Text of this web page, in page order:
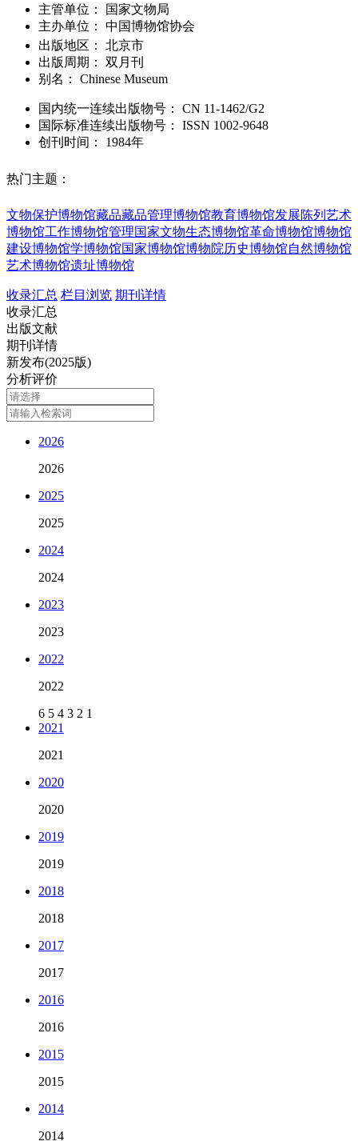
主管单位：
国家文物局
主办单位：
中国博物馆协会
出版地区：
北京市
出版周期：
双月刊
别名：
Chinese Museum
国内统一连续出版物号： CN 11-1462/G2
国际标准连续出版物号 ： ISSN 1002-9648
创刊时间：
1984年
热门主题：
文物保护博物馆藏品藏品管理博物馆教育博物馆发展陈列艺术
博物馆工作博物馆管理国家文物生态博物馆革命博物馆博物馆
建设博物馆学博物馆国家博物馆博物院历史博物馆自然博物馆
艺术博物馆遗址博物馆
收录汇总 栏目浏览 期刊详情
收录汇总
出版文献
期刊详情
新发布(2025版)
分析评价
2026
2026
2025
2025
2024
2024
2023
2023
2022
2022
6 5 4 3 2 1
2021
2021
2020
2020
2019
2019
2018
2018
2017
2017
2016
2016
2015
2015
2014
2014